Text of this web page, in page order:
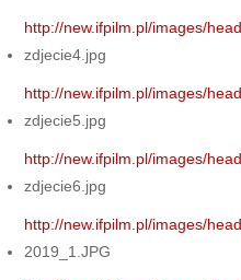
http://new.ifpilm.pl/images/
zdjecie4.jpg
http://new.ifpilm.pl/images/
zdjecie5.jpg
http://new.ifpilm.pl/images/
zdjecie6.jpg
http://new.ifpilm.pl/images/
2019_1.JPG